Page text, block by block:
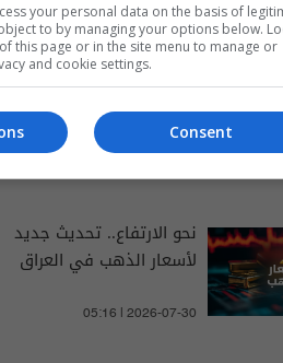
بين الارتفاع والانخفاض.. آخر
تحديث لأسعار الذهب في
العراق اليوم
نحو الارتفاع.. تحديث جديد
لأسعار الذهب في العراق
05:16 | 2026-07-30
your personal data on the basis of
to by managing your options below.
this page or in the site menu to manage or
and cookie settings.
Consent